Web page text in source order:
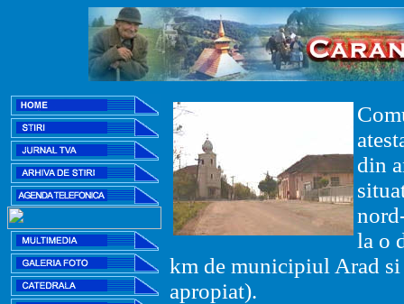
din
la o
km de municipiul Arad
apropiat).